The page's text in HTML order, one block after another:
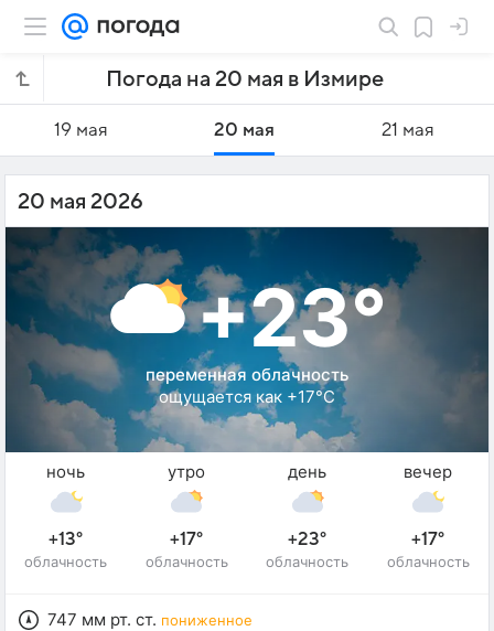
Погода на 20 мая в Измире
19 мая 20 мая 21 мая
20 мая 2026
+23°
переменная облачность
ощущается как +17°C
ночь
+13°
облачность
утро
+17°
облачность
день
+23°
облачность
вечер
+17°
облачность
747 мм рт. ст. пониженное